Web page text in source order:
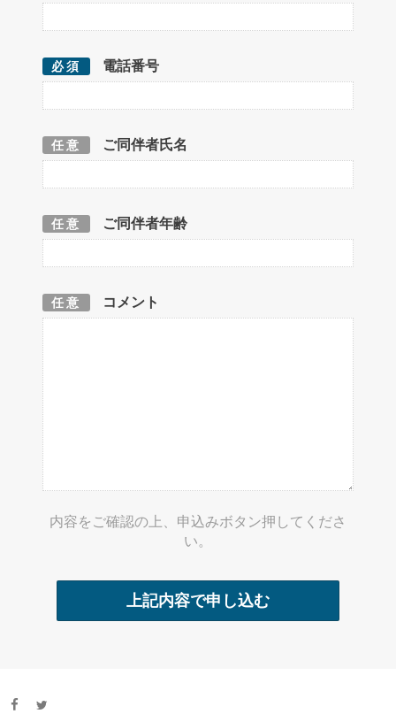
必須 電話番号
任意 ご同伴者氏名
任意 ご同伴者年齢
任意 コメント
内容をご確認の上、申込みボタン押してくださ
い。